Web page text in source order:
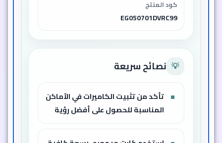
كود المنتج
EG050701DVRC99
💡 نصائح سريعة
تأكد من تثبيت الكاميرات في الأماكن
المناسبة للحصول على أفضل رؤية